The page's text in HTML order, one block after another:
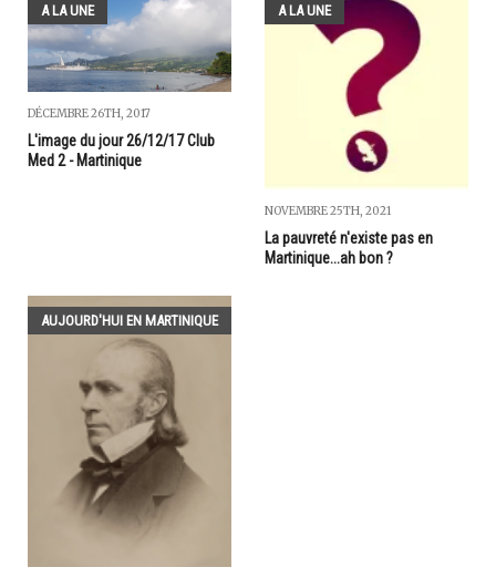
A LA UNE
DÉCEMBRE 26TH, 2017
L'image du jour 26/12/17 Club
Med 2 - Martinique
A LA UNE
NOVEMBRE 25TH, 2021
La pauvreté n'existe pas en
Martinique...ah bon ?
AUJOURD'HUI EN MARTINIQUE